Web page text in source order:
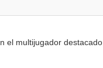
el multijugador destacado.